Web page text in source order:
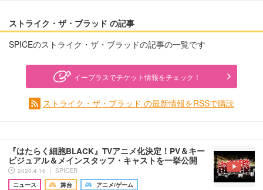
ストライク・ザ・ブラッド の記事
SPICEのストライク・ザ・ブラッドの記事の一覧です
イープラスでチケット情報をチェック！
ストライク・ザ・ブラッド の最新情報をRSSで購読
『はたらく細胞BLACK』TVアニメ化決定！PV＆キー
ビジュアル＆メインスタッフ・キャストを一挙公開
2020.4.16 ｜ SPICER
ニュース
舞台 アニメ/ゲーム